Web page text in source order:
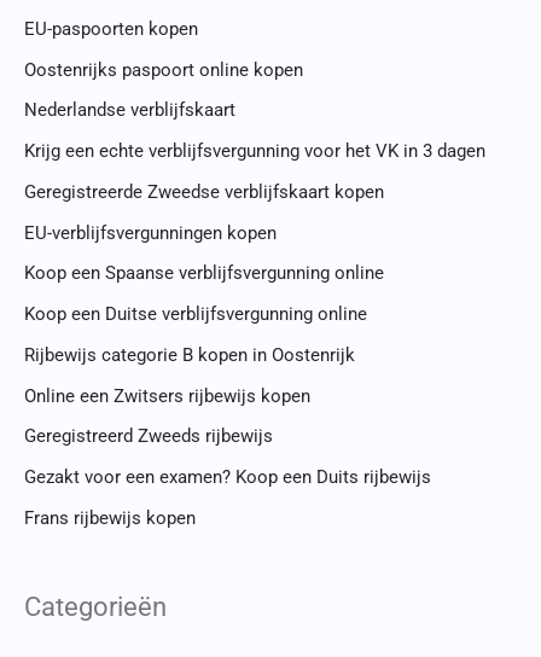
EU-paspoorten kopen
Oostenrijks paspoort online kopen
Nederlandse verblijfskaart
Krijg een echte verblijfsvergunning voor het VK in 3 dagen
Geregistreerde Zweedse verblijfskaart kopen
EU-verblijfsvergunningen kopen
Koop een Spaanse verblijfsvergunning online
Koop een Duitse verblijfsvergunning online
Rijbewijs categorie B kopen in Oostenrijk
Online een Zwitsers rijbewijs kopen
Geregistreerd Zweeds rijbewijs
Gezakt voor een examen? Koop een Duits rijbewijs
Frans rijbewijs kopen
Categorieën